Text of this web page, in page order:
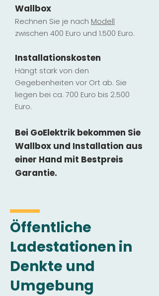
Wallbox
Rechnen Sie je nach Modell
zwischen 400 Euro und 1.500 Euro.
Installationskosten
Hängt stark von den
Gegebenheiten vor Ort ab. Sie
liegen bei ca. 700 Euro bis 2.500
Euro.
Bei GoElektrik bekommen Sie
Wallbox und Installation aus
einer Hand mit Bestpreis
Garantie.
Öffentliche
Ladestationen in
Denkte und
Umgebung